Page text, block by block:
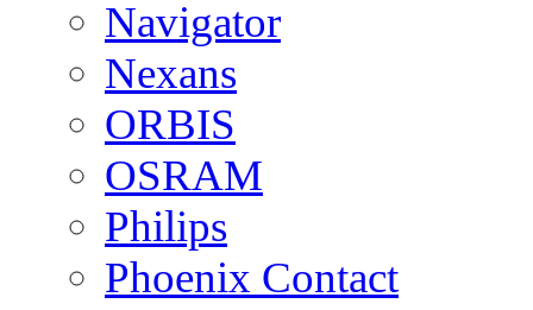
Navigator
Nexans
ORBIS
OSRAM
Philips
Phoenix Contact